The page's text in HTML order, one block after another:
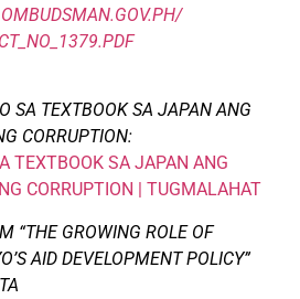
SA TEXTBOOK SA JAPAN ANG
CORRUPTION:
TEXTBOOK SA JAPAN ANG
CORRUPTION | TUGMALAHAT
“THE GROWING ROLE OF
AID DEVELOPMENT POLICY”